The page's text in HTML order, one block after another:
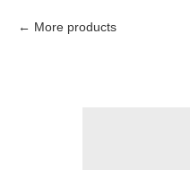
More products